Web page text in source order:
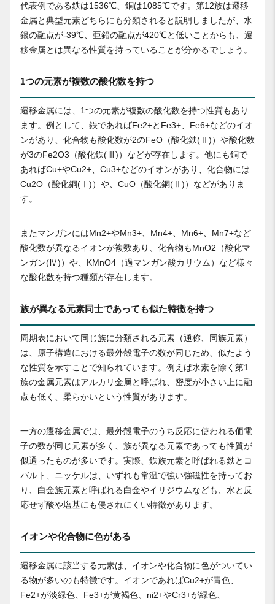
代表例である鉄は1536℃、銅は1085℃です。第12族は遷移
金属と典型元素どちらにも分類されると説明しましたが、水
銀の融点が-39℃、亜鉛の融点が420℃と低いことからも、遷
移金属とは異なる性質を持っていることが分かるでしょう。
1つの元素が複数の酸化数を持つ
遷移金属には、1つの元素が複数の酸化数を持つ性質もあり
ます。例として、鉄であればFe2+とFe3+、Fe6+などのイオ
ンがあり、化合物も酸化数が2のFeO（酸化鉄(Ⅱ)）や酸化数
が3のFe2O3（酸化鉄(Ⅲ)）などが存在します。他にも銅で
あればCu+やCu2+、Cu3+などのイオンがあり、化合物には
Cu2O（酸化銅(Ⅰ)）や、CuO（酸化銅(Ⅱ)）などがありま
す。
またマンガンにはMn2+やMn3+、Mn4+、Mn6+、Mn7+など
酸化数が異なるイオンが複数あり、化合物もMnO2（酸化マ
ンガン(Ⅳ)）や、KMnO4（過マンガン酸カリウム）など様々
な酸化数を持つ種類が存在します。
族が異なる元素同士であっても似た特徴を持つ
周期表において同じ族に分類される元素（通称、同族元素）
は、原子構造における最外殻電子の数が同じため、似たよう
な性質を示すことで知られています。例えば水素を除く第1
族の金属元素はアルカリ金属と呼ばれ、密度が小さい上に融
点も低く、柔らかいという性質があります。
一方の遷移金属では、最外殻電子のうち反応に使われる価電
子の数が同じ元素が多く、族が異なる元素であっても性質が
似通ったものが多いです。実際、鉄族元素と呼ばれる鉄とコ
バルト、ニッケルは、いずれも常温で強い強磁性を持ってお
り、白金族元素と呼ばれる白金やイリジウムなども、水と反
応せず酸や塩基にも侵されにくい特徴があります。
イオンや化合物に色がある
遷移金属に該当する元素は、イオンや化合物に色がついてい
る物が多いのも特徴です。イオンであればCu2+が青色、
Fe2+が淡緑色、Fe3+が黄褐色、ni2+やCr3+が緑色、